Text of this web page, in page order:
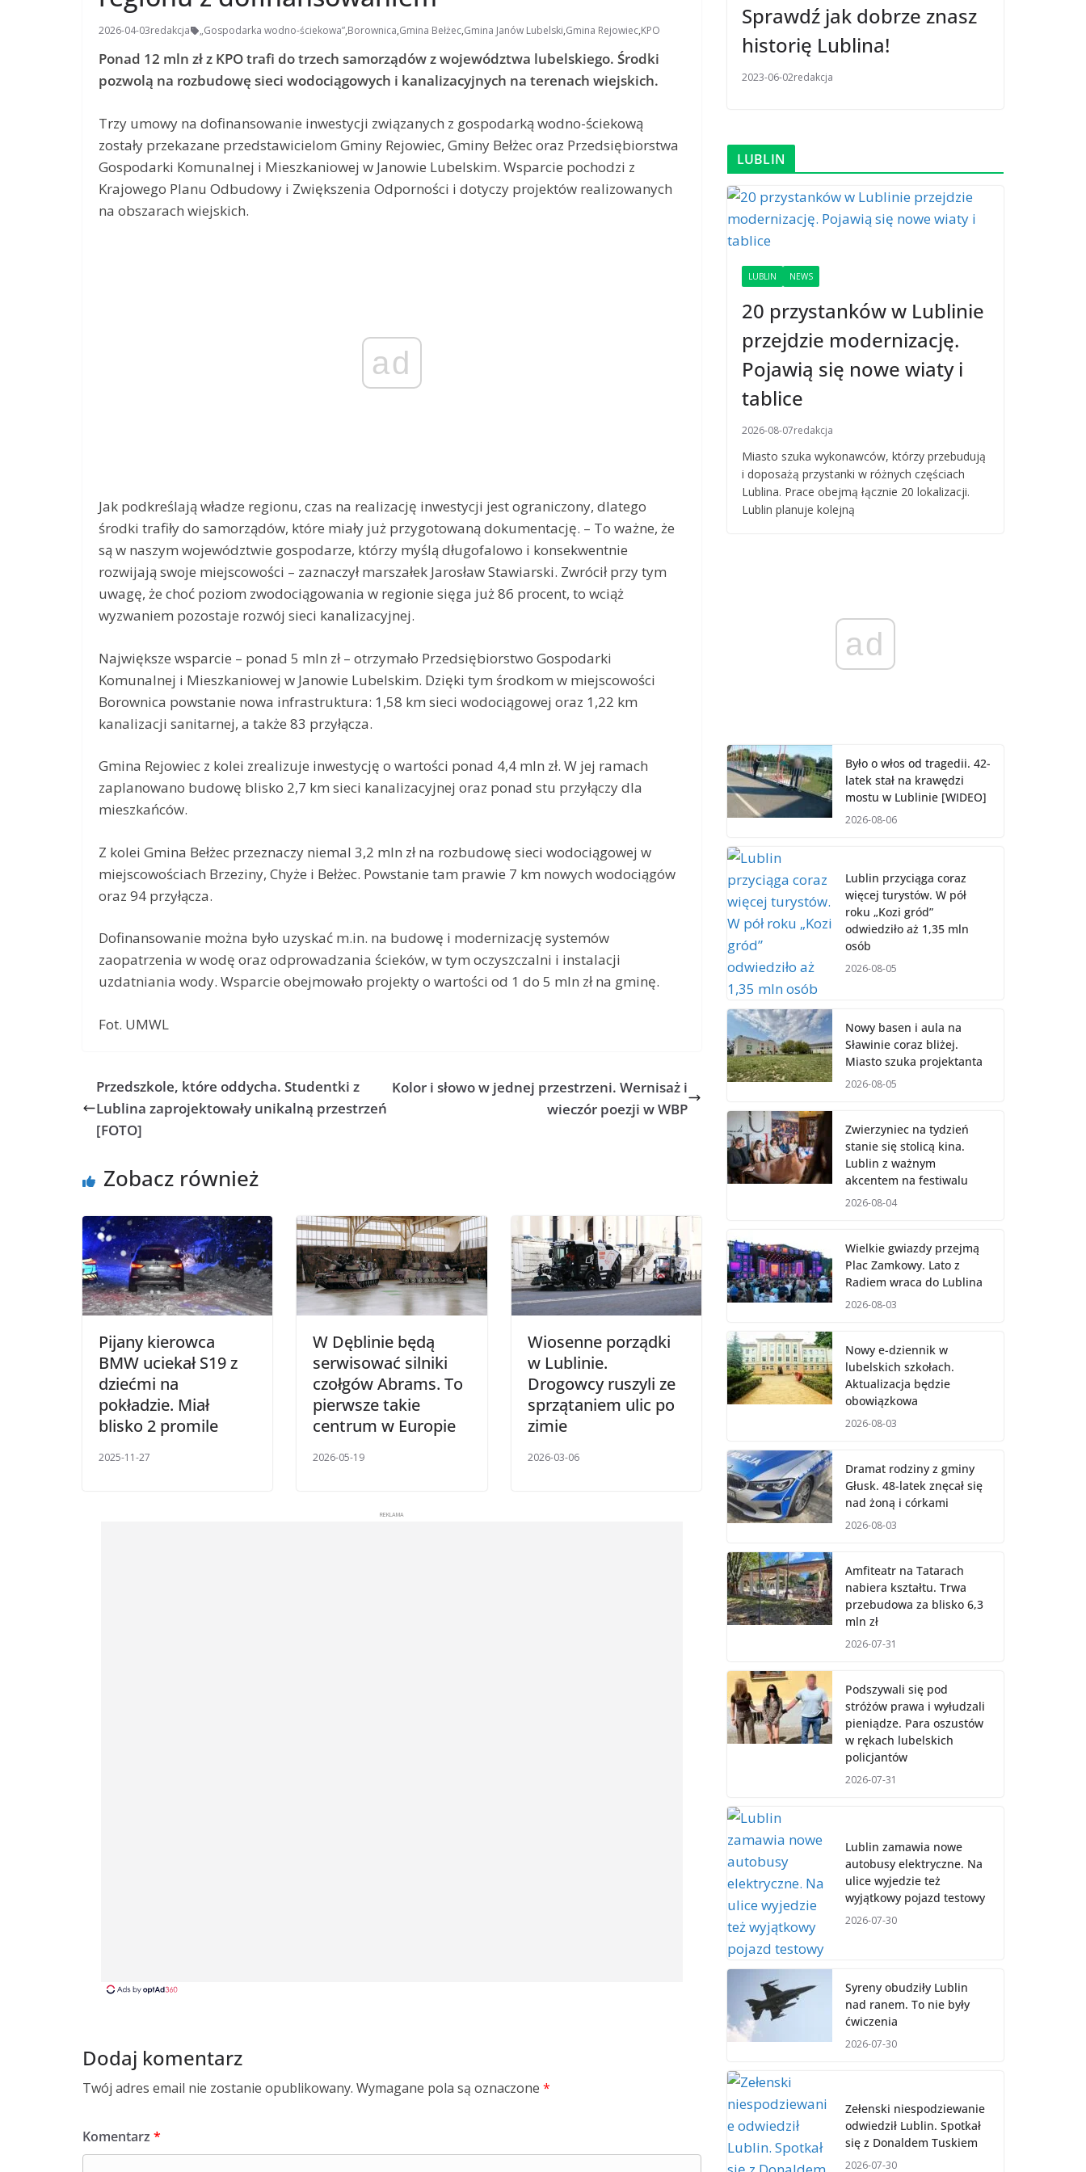
2026-04-03redakcja „Gospodarka wodno-ściekowa”,Borownica,Gmina Bełżec,Gmina Janów Lubelski,Gmina Rejowiec,KPO
Ponad 12 mln zł z KPO trafi do trzech samorządów z województwa lubelskiego. Środki
pozwolą na rozbudowę sieci wodociągowych i kanalizacyjnych na terenach wiejskich.
Trzy umowy na dofinansowanie inwestycji związanych z gospodarką wodno-ściekową
zostały przekazane przedstawicielom Gminy Rejowiec, Gminy Bełżec oraz Przedsiębiorstwa
Gospodarki Komunalnej i Mieszkaniowej w Janowie Lubelskim. Wsparcie pochodzi z
Krajowego Planu Odbudowy i Zwiększenia Odporności i dotyczy projektów realizowanych
na obszarach wiejskich.
ad
Jak podkreślają władze regionu, czas na realizację inwestycji jest ograniczony, dlatego
środki trafiły do samorządów, które miały już przygotowaną dokumentację. – To ważne, że
są w naszym województwie gospodarze, którzy myślą długofalowo i konsekwentnie
rozwijają swoje miejscowości – zaznaczył marszałek Jarosław Stawiarski. Zwrócił przy tym
uwagę, że choć poziom zwodociągowania w regionie sięga już 86 procent, to wciąż
wyzwaniem pozostaje rozwój sieci kanalizacyjnej.
Największe wsparcie – ponad 5 mln zł – otrzymało Przedsiębiorstwo Gospodarki
Komunalnej i Mieszkaniowej w Janowie Lubelskim. Dzięki tym środkom w miejscowości
Borownica powstanie nowa infrastruktura: 1,58 km sieci wodociągowej oraz 1,22 km
kanalizacji sanitarnej, a także 83 przyłącza.
Gmina Rejowiec z kolei zrealizuje inwestycję o wartości ponad 4,4 mln zł. W jej ramach
zaplanowano budowę blisko 2,7 km sieci kanalizacyjnej oraz ponad stu przyłączy dla
mieszkańców.
Z kolei Gmina Bełżec przeznaczy niemal 3,2 mln zł na rozbudowę sieci wodociągowej w
miejscowościach Brzeziny, Chyże i Bełżec. Powstanie tam prawie 7 km nowych wodociągów
oraz 94 przyłącza.
Dofinansowanie można było uzyskać m.in. na budowę i modernizację systemów
zaopatrzenia w wodę oraz odprowadzania ścieków, w tym oczyszczalni i instalacji
uzdatniania wody. Wsparcie obejmowało projekty o wartości od 1 do 5 mln zł na gminę.
Fot. UMWL
Przedszkole, które oddycha. Studentki z
Lublina zaprojektowały unikalną przestrzeń
[FOTO]
Kolor i słowo w jednej przestrzeni. Wernisaż i
wieczór poezji w WBP
Zobacz również
Pijany kierowca
BMW uciekał S19 z
dziećmi na
pokładzie. Miał
blisko 2 promile
2025-11-27
W Dęblinie będą
serwisować silniki
czołgów Abrams. To
pierwsze takie
centrum w Europie
2026-05-19
Wiosenne porządki
w Lublinie.
Drogowcy ruszyli ze
sprzątaniem ulic po
zimie
2026-03-06
REKLAMA
Dodaj komentarz
Twój adres email nie zostanie opublikowany. Wymagane pola są oznaczone *
Komentarz *
Sprawdź jak dobrze znasz
historię Lublina!
2023-06-02redakcja
LUBLIN
LUBLIN NEWS
20 przystanków w Lublinie
przejdzie modernizację.
Pojawią się nowe wiaty i
tablice
2026-08-07redakcja
Miasto szuka wykonawców, którzy przebudują
i doposażą przystanki w różnych częściach
Lublina. Prace obejmą łącznie 20 lokalizacji.
Lublin planuje kolejną
ad
Było o włos od tragedii. 42-
latek stał na krawędzi
mostu w Lublinie [WIDEO]
2026-08-06
Lublin przyciąga coraz
więcej turystów. W pół
roku „Kozi gród”
odwiedziło aż 1,35 mln
osób
2026-08-05
Nowy basen i aula na
Sławinie coraz bliżej.
Miasto szuka projektanta
2026-08-05
Zwierzyniec na tydzień
stanie się stolicą kina.
Lublin z ważnym
akcentem na festiwalu
2026-08-04
Wielkie gwiazdy przejmą
Plac Zamkowy. Lato z
Radiem wraca do Lublina
2026-08-03
Nowy e-dziennik w
lubelskich szkołach.
Aktualizacja będzie
obowiązkowa
2026-08-03
Dramat rodziny z gminy
Głusk. 48-latek znęcał się
nad żoną i córkami
2026-08-03
Amfiteatr na Tatarach
nabiera kształtu. Trwa
przebudowa za blisko 6,3
mln zł
2026-07-31
Podszywali się pod
stróżów prawa i wyłudzali
pieniądze. Para oszustów
w rękach lubelskich
policjantów
2026-07-31
Lublin zamawia nowe
autobusy elektryczne. Na
ulice wyjedzie też
wyjątkowy pojazd testowy
2026-07-30
Syreny obudziły Lublin
nad ranem. To nie były
ćwiczenia
2026-07-30
Zełenski niespodziewanie
odwiedził Lublin. Spotkał
się z Donaldem Tuskiem
2026-07-30